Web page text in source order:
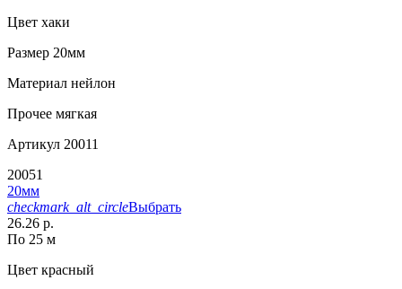
Цвет хаки
Размер 20мм
Материал нейлон
Прочее мягкая
Артикул 20011
20051
20мм
checkmark_alt_circleВыбрать
26.26 р.
По 25 м
Цвет красный